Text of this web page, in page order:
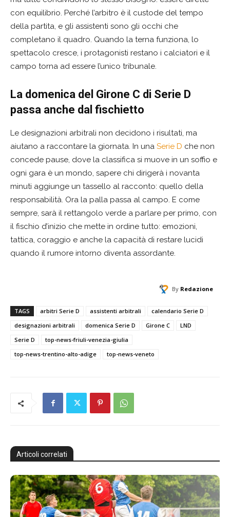
con equilibrio. Perché l’arbitro è il custode del tempo
della partita, e gli assistenti sono gli occhi che
completano il quadro. Quando la terna funziona, lo
spettacolo cresce, i protagonisti restano i calciatori e il
campo torna ad essere l’unico tribunale.
La domenica del Girone C di Serie D
passa anche dal fischietto
Le designazioni arbitrali non decidono i risultati, ma
aiutano a raccontare la giornata. In una Serie D che non
concede pause, dove la classifica si muove in un soffio e
ogni gara è un mondo, sapere chi dirigerà i novanta
minuti aggiunge un tassello al racconto: quello della
responsabilità. Ora la palla passa al campo. E come
sempre, sarà il rettangolo verde a parlare per primo, con
il fischio d’inizio che mette in ordine tutto: emozioni,
tattica, coraggio e anche la capacità di restare lucidi
quando il rumore intorno diventa assordante.
By Redazione
TAGS arbitri Serie D assistenti arbitrali
calendario Serie D
designazioni arbitrali
domenica Serie D Girone C
LND
Serie D
top-news-friuli-venezia-giulia
top-news-trentino-alto-adige
top-news-veneto
Articoli correlati